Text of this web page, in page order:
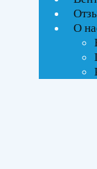
О
Ценовой фильтр
ВСЕ